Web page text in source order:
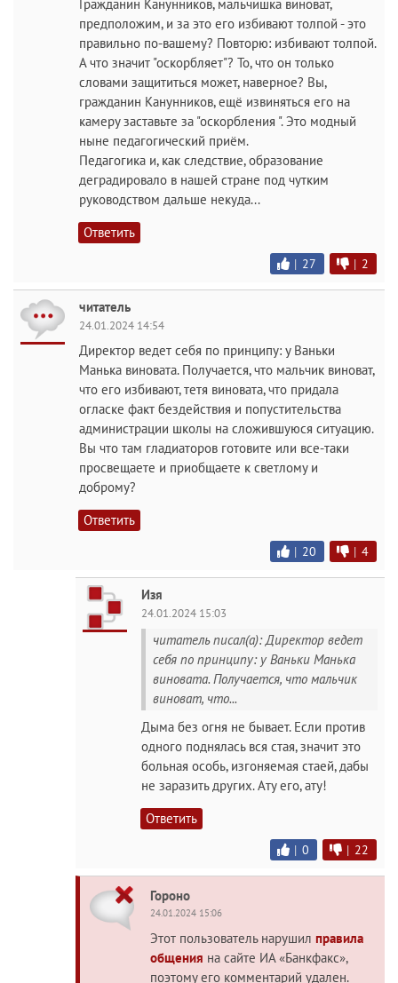
Гражданин Канунников, мальчишка виноват,
предположим, и за это его избивают толпой - это
правильно по-вашему? Повторю: избивают толпой.
А что значит "оскорбляет"? То, что он только
словами защититься может, наверное? Вы,
гражданин Канунников, ещё извиняться его на
камеру заставьте за "оскорбления ". Это модный
ныне педагогический приём.
Педагогика и, как следствие, образование
деградировало в нашей стране под чутким
руководством дальше некуда...
Ответить
| 27 | 2
читатель
24.01.2024 14:54
Директор ведет себя по принципу: у Ваньки
Манька виновата. Получается, что мальчик виноват,
что его избивают, тетя виновата, что придала
огласке факт бездействия и попустительства
администрации школы на сложившуюся ситуацию.
Вы что там гладиаторов готовите или все-таки
просвещаете и приобщаете к светлому и
доброму?
Ответить
| 20 | 4
Изя
24.01.2024 15:03
читатель писал(а): Директор ведет
себя по принципу: у Ваньки Манька
виновата. Получается, что мальчик
виноват, что...
Дыма без огня не бывает. Если против
одного поднялась вся стая, значит это
больная особь, изгоняемая стаей, дабы
не заразить других. Ату его, ату!
Ответить
| 0 | 22
Гороно
24.01.2024 15:06
Этот пользователь нарушил правила
общения на сайте ИА «Банкфакс»,
поэтому его комментарий удален.